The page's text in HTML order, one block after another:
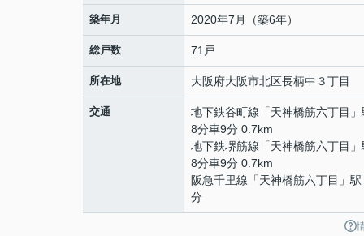
築年月 2020年7月（築6年）
総戸数 71戸
所在地 大阪府大阪市北区長柄中 ３丁目
交通 地下鉄谷町線 「天神橋筋六丁目
8分車9分 0.7km
地下鉄堺筋線 「天神橋筋六丁目
8分車9分 0.7km
阪急千里線 「天神橋筋六丁目 」
分